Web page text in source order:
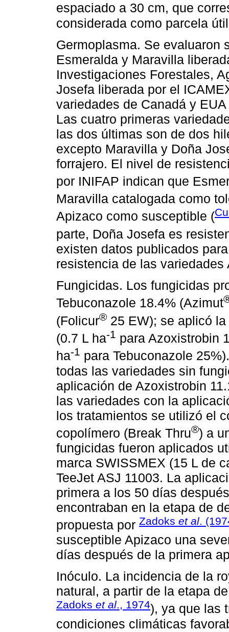
espaciado a 30 cm, que
considerada como parcela
Germoplasma. Se evaluaron
Esmeralda y Maravilla
Investigaciones Forestales,
Josefa liberada por el
variedades de Canadá y
Las cuatro primeras
las dos últimas son de dos
excepto Maravilla y Doña
forrajero. El nivel de
por INIFAP indican que
Maravilla catalogada como
Apizaco como susceptible (
parte, Doña Josefa es
existen datos publicados
resistencia de las
Fungicidas. Los fungicidas
Tebuconazole 18.4% (Azimut
(Folicur® 25 EW); se aplicó
(0.7 L ha-1 para Azoxistrobin
ha-1 para Tebuconazole
todas las variedades sin
aplicación de Azoxistrobin
las variedades con la
los tratamientos se utilizó el
copolímero (Break Thru®) a
fungicidas fueron aplicados
marca SWISSMEX (15 L de
TeeJet ASJ 11003. La
primera a los 50 días
encontraban en la etapa de
propuesta por Zadoks et al.
susceptible Apizaco una
días después de la primera
Inóculo. La incidencia de la
natural, a partir de la etapa
Zadoks et al., 1974), ya que las
condiciones climáticas